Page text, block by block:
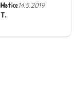
Hatice
T.
14.5.2019